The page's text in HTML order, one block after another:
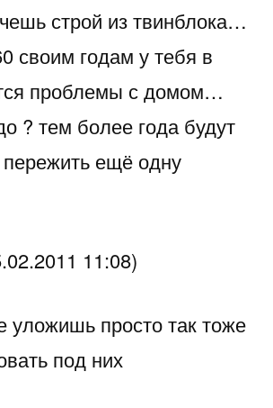
строй из твинблока…
своим годам у тебя в
проблемы с домом…
? тем более года будут
ещё одну
11:08)
уложишь просто так тоже
под них